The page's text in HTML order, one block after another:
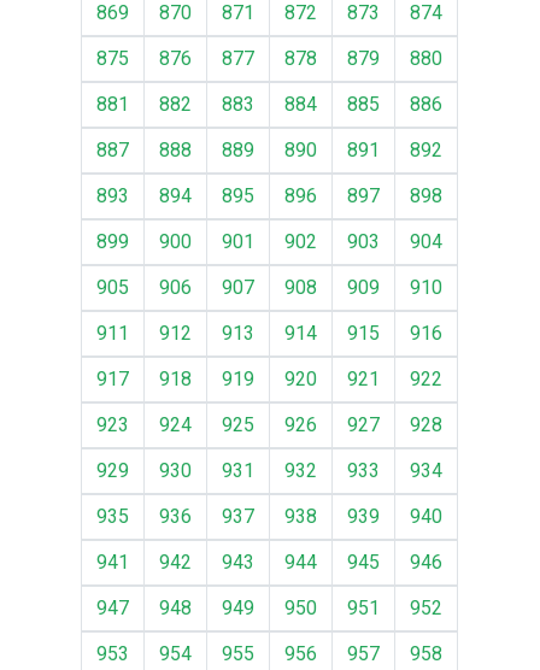
869
870 871 872 873
874
875
876 877 878 879
880
881
882 883 884 885
886
887
888 889 890 891
892
893
894 895 896 897
898
899
900 901 902 903
904
905
906 907 908 909
910
911
912 913 914 915
916
917
918 919 920 921
922
923
924 925 926 927
928
929
930 931 932 933
934
935
936 937 938 939
940
941
942 943 944 945
946
947
948 949 950 951
952
953
954 955 956 957
958